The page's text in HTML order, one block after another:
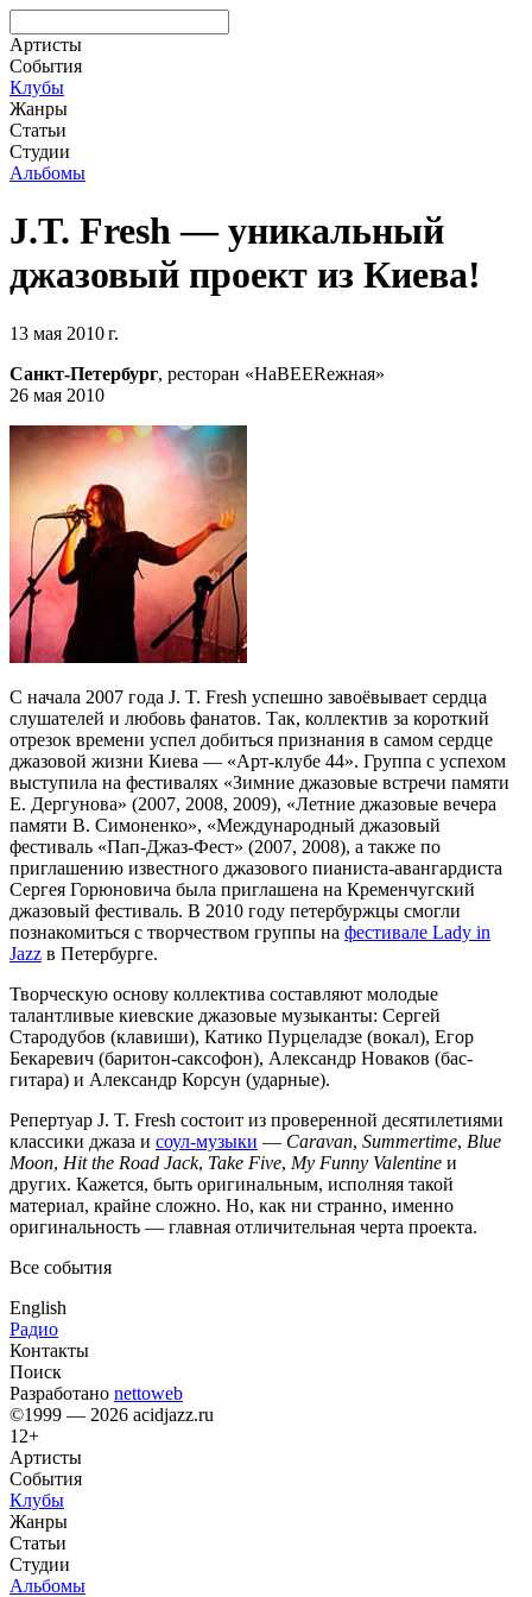
Артисты
События
Клубы
Жанры
Статьи
Студии
Альбомы
J.T. Fresh — уникальный
джазовый проект из Киева!
13 мая 2010 г.
Санкт-Петербург, ресторан «НаBEERежная»
26 мая 2010
С начала 2007 года J. T. Fresh успешно завоёвывает сердца
слушателей и любовь фанатов. Так, коллектив за короткий
отрезок времени успел добиться признания в самом сердце
джазовой жизни Киева — «Арт-клубе 44». Группа с успехом
выступила на фестивалях «Зимние джазовые встречи памяти
Е. Дергунова» (2007, 2008, 2009), «Летние джазовые вечера
памяти В. Симоненко», «Международный джазовый
фестиваль «Пап-Джаз-Фест» (2007, 2008), а также по
приглашению известного джазового пианиста-авангардиста
Сергея Горюновича была приглашена на Кременчугский
джазовый фестиваль. В 2010 году петербуржцы смогли
познакомиться с творчеством группы на фестивале Lady in
Jazz в Петербурге.
Творческую основу коллектива составляют молодые
талантливые киевские джазовые музыканты: Сергей
Стародубов (клавиши), Катико Пурцеладзе (вокал), Егор
Бекаревич (баритон-саксофон), Александр Новаков (бас-
гитара) и Александр Корсун (ударные).
Репертуар J. T. Fresh состоит из проверенной десятилетиями
классики джаза и соул-музыки — Caravan, Summertime, Blue
Moon, Hit the Road Jack, Take Five, My Funny Valentine и
других. Кажется, быть оригинальным, исполняя такой
материал, крайне сложно. Но, как ни странно, именно
оригинальность — главная отличительная черта проекта.
Все события
English
Радио
Контакты
Поиск
Разработано nettoweb
©1999 — 2026 acidjazz.ru
12+
Артисты
События
Клубы
Жанры
Статьи
Студии
Альбомы